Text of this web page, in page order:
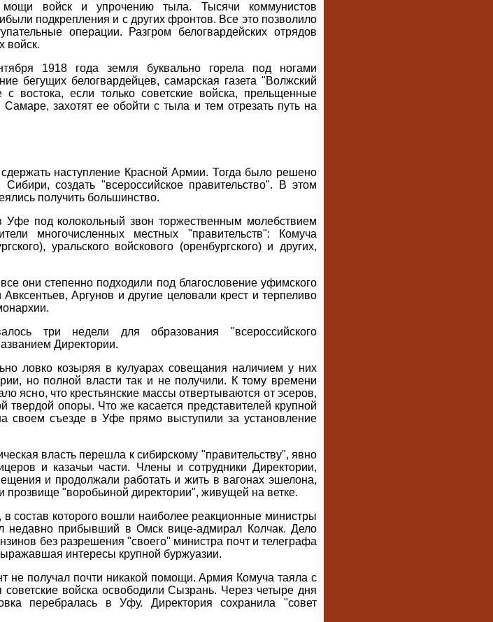
мощи войск и упрочению тыла. Тысячи коммунистов
подкрепления и с других фронтов. Все это позволило
операции. Разгром белогвардейских отрядов
войск.
1918 года земля буквально горела под ногами
бегущих белогвардейцев, самарская газета "Волжский
востока, если только советские войска, прельщенные
захотят ее обойти с тыла и тем отрезать путь на
наступление Красной Армии. Тогда было решено
создать "всероссийское правительство". В этом
получить большинство.
под колокольный звон торжественным молебствием
многочисленных местных "правительств": Комуча
уральского войскового (оренбургского) и других,
они степенно подходили под благословение уфимского
Аргунов и другие целовали крест и терпеливо
три недели для образования "всероссийского
Директории.
ловко козыряя в кулуарах совещания наличием у них
но полной власти так и не получили. К тому времени
ясно, что крестьянские массы отвертываются от эсеров,
опоры. Что же касается представителей крупной
своем съезде в Уфе прямо выступили за установление
власть перешла к сибирскому "правительству", явно
и казачьи части. Члены и сотрудники Директории,
и продолжали работать и жить в вагонах эшелона,
прозвище "воробьиной директории", живущей на ветке.
состав которого вошли наиболее реакционные министры
недавно прибывший в Омск вице-адмирал Колчак. Дело
без разрешения "своего" министра почт и телеграфа
интересы крупной буржуазии.
не получал почти никакой помощи. Армия Комуча таяла с
войска освободили Сызрань. Через четыре дня
перебралась в Уфу. Директория сохранила "совет